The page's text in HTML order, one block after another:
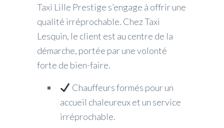
Taxi Lille Prestige s’engage à offrir une
qualité irréprochable. Chez Taxi
Lesquin, le client est au centre de la
démarche, portée par une volonté
forte de bien-faire.
Chauffeurs formés pour un
accueil chaleureux et un service
irréprochable.